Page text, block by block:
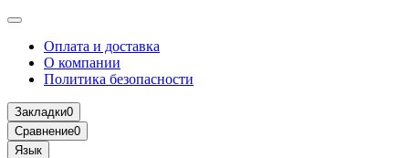
Оплата и доставка
О компании
Политика безопасности
Закладки0
Сравнение0
Язык